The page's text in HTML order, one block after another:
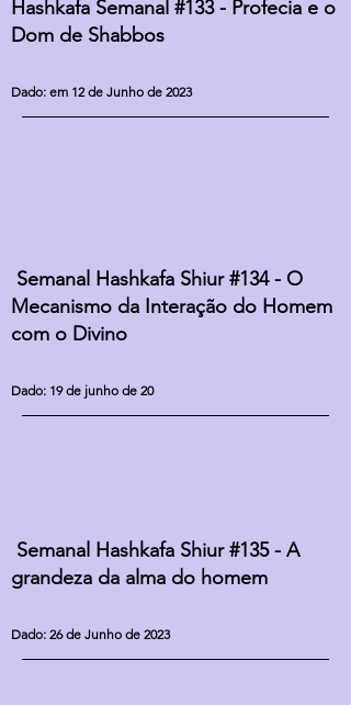
Hashkafa Semanal #133 - Profecia e o
Dom de Shabbos
Dado: em 12 de Junho de 2023
Semanal Hashkafa Shiur #134 - O
Mecanismo da Interação do Homem
com o Divino
Dado: 19 de junho de 20
Semanal Hashkafa Shiur #135 - A
grandeza da alma do homem
Dado: 26 de Junho de 2023